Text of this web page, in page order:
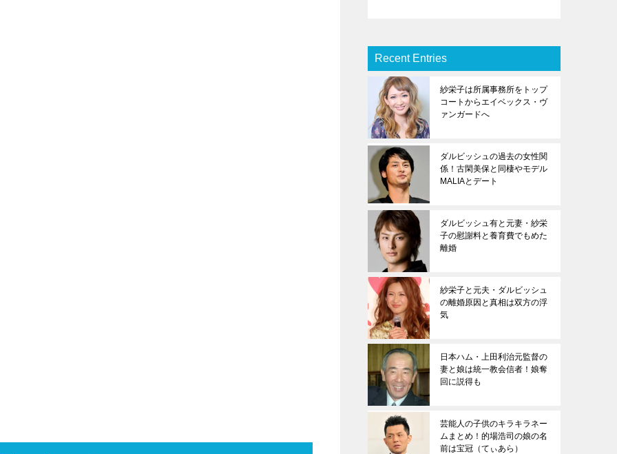
Recent Entries
紗栄子は所属事務所をトップ
コートからエイベックス・ヴ
ァンガードへ
ダルビッシュの過去の女性関
係！古閑美保と同棲やモデル
MALIAとデート
ダルビッシュ有と元妻・紗栄
子の慰謝料と養育費でもめた
離婚
紗栄子と元夫・ダルビッシュ
の離婚原因と真相は双方の浮
気
日本ハム・上田利治元監督の
妻と娘は統一教会信者！娘奪
回に説得も
芸能人の子供のキラキラネー
ムまとめ！的場浩司の娘の名
前は宝冠（てぃあら）